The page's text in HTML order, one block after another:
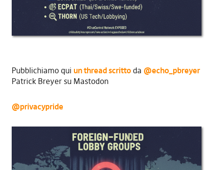
Pubblichiamo qui un thread scrittoda @echo_pbreyer
Patrick Breyer su Mastodon
@privacypride